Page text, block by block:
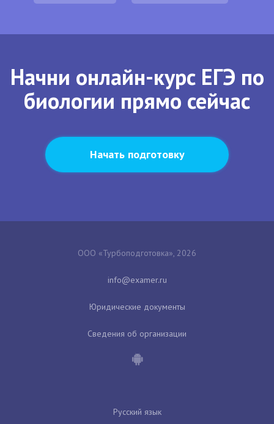
Начни онлайн-курс ЕГЭ по
биологии прямо сейчас
Начать подготовку
ООО «Турбоподготовка», 2026
Юридические документы
Сведения об организации
Русский язык